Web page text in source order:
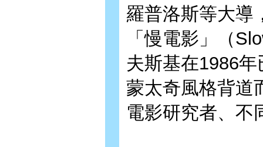
羅普洛斯等大導
「慢電影」（
夫斯基在1986
蒙太奇風格背道
電影研究者、不